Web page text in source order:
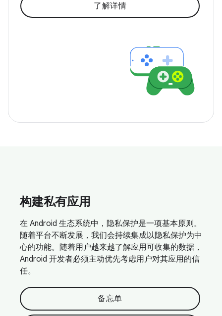
了解详情
构建私有应用
在 Android 生态系统中，隐私保护是一项基本原则。
随着平台不断发展，我们会持续集成以隐私保护为中
心的功能。随着用户越来越了解应用可收集的数据，
Android 开发者必须主动优先考虑用户对其应用的信
任。
备忘单